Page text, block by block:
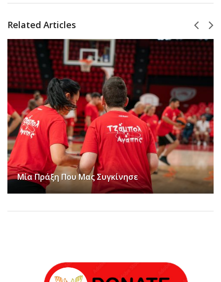
Related Articles
Από Τη Φινλανδία Στο ΣΕΦ: Μπάσκετ,
Συναισθήματα, Αποδοχή Και Συμπερίληψη